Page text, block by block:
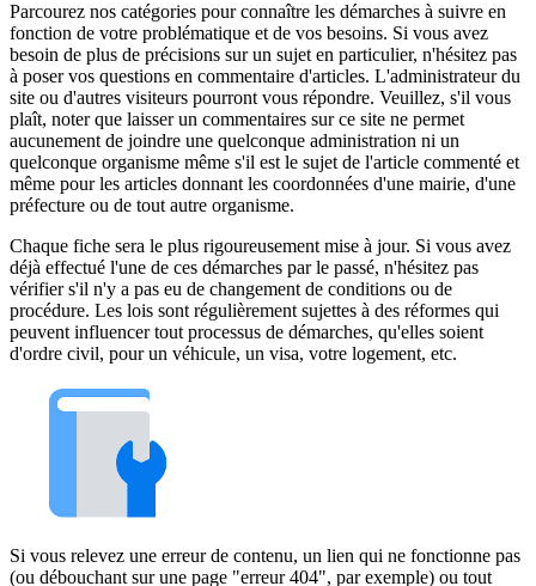
Parcourez nos catégories pour connaître les démarches à suivre en
fonction de votre problématique et de vos besoins. Si vous avez
besoin de plus de précisions sur un sujet en particulier, n'hésitez pas
à poser vos questions en commentaire d'articles. L'administrateur du
site ou d'autres visiteurs pourront vous répondre. Veuillez, s'il vous
plaît, noter que laisser un commentaires sur ce site ne permet
aucunement de joindre une quelconque administration ni un
quelconque organisme même s'il est le sujet de l'article commenté et
même pour les articles donnant les coordonnées d'une mairie, d'une
préfecture ou de tout autre organisme.
Chaque fiche sera le plus rigoureusement mise à jour. Si vous avez
déjà effectué l'une de ces démarches par le passé, n'hésitez pas
vérifier s'il n'y a pas eu de changement de conditions ou de
procédure. Les lois sont régulièrement sujettes à des réformes qui
peuvent influencer tout processus de démarches, qu'elles soient
d'ordre civil, pour un véhicule, un visa, votre logement, etc.
Si vous relevez une erreur de contenu, un lien qui ne fonctionne pas
(ou débouchant sur une page "erreur 404", par exemple) ou tout